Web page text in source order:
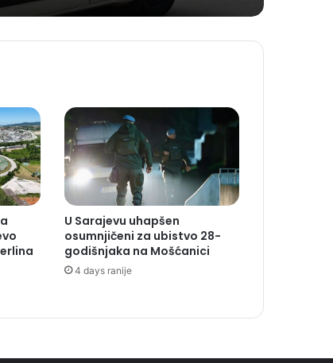
U Sarajevu uhapšen
osumnjičeni za ubistvo 28-
godišnjaka na Mošćanici
4 days ranije